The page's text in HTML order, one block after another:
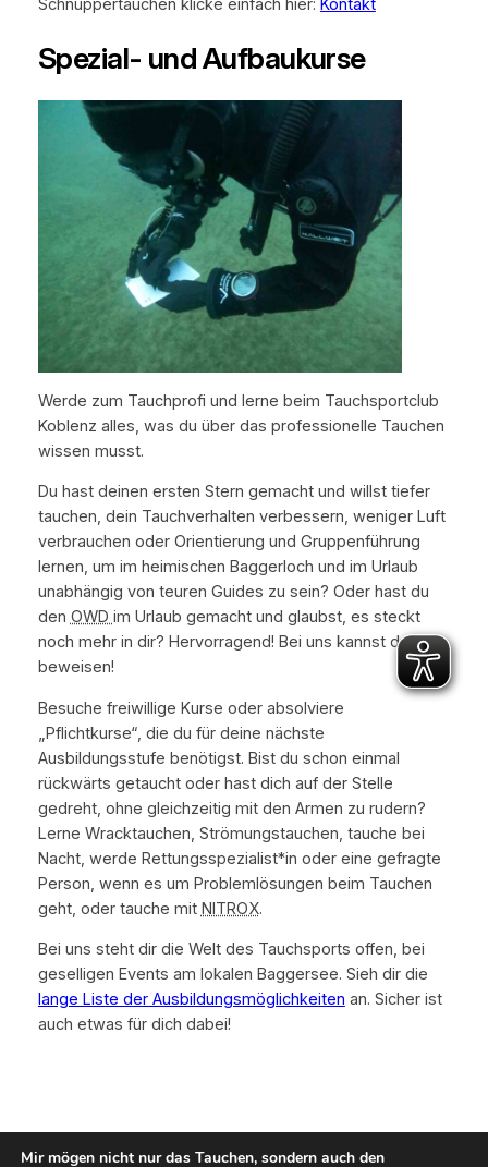
Spezial- und Aufbaukurse
Werde zum Tauchprofi und lerne beim Tauchsportclub
Koblenz alles, was du über das professionelle Tauchen
wissen musst.
Du hast deinen ersten Stern gemacht und willst tiefer
tauchen, dein Tauchverhalten verbessern, weniger Luft
verbrauchen oder Orientierung und Gruppenführung
lernen, um im heimischen Baggerloch und im Urlaub
unabhängig von teuren Guides zu sein? Oder hast du
den OWD im Urlaub gemacht und glaubst, es steckt
noch mehr in dir? Hervorragend! Bei uns kannst du dich
beweisen!
Besuche freiwillige Kurse oder absolviere
„Pflichtkurse“, die du für deine nächste
Ausbildungsstufe benötigst. Bist du schon einmal
rückwärts getaucht oder hast dich auf der Stelle
gedreht, ohne gleichzeitig mit den Armen zu rudern?
Lerne Wracktauchen, Strömungstauchen, tauche bei
Nacht, werde Rettungsspezialist*in oder eine gefragte
Person, wenn es um Problemlösungen beim Tauchen
geht, oder tauche mit NITROX.
Bei uns steht dir die Welt des Tauchsports offen, bei
geselligen Events am lokalen Baggersee. Sieh dir die
lange Liste der Ausbildungsmöglichkeiten an. Sicher ist
auch etwas für dich dabei!
Mir mögen nicht nur das Tauchen, sondern auch den